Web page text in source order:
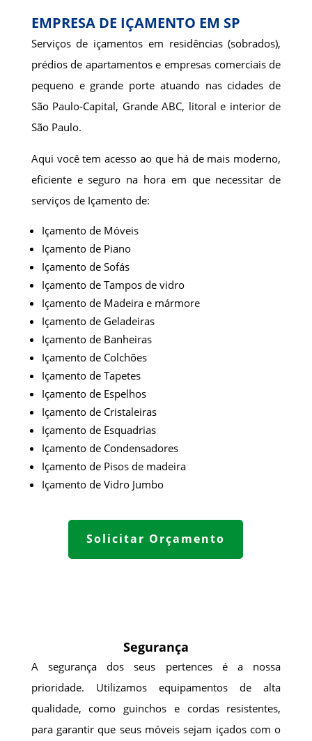
EMPRESA DE IÇAMENTO EM SP
Serviços de içamentos em residências (sobrados),
prédios de apartamentos e empresas comerciais de
pequeno e grande porte atuando nas cidades de
São Paulo-Capital, Grande ABC, litoral e interior de
São Paulo.
Aqui você tem acesso ao que há de mais moderno,
eficiente e seguro na hora em que necessitar de
serviços de Içamento de:
Içamento de Móveis
Içamento de Piano
Içamento de Sofás
Içamento de Tampos de vidro
Içamento de Madeira e mármore
Içamento de Geladeiras
Içamento de Banheiras
Içamento de Colchões
Içamento de Tapetes
Içamento de Espelhos
Içamento de Cristaleiras
Içamento de Esquadrias
Içamento de Condensadores
Içamento de Pisos de madeira
Içamento de Vidro Jumbo
Solicitar Orçamento
Segurança
A segurança dos seus pertences é a nossa
prioridade. Utilizamos equipamentos de alta
qualidade, como guinchos e cordas resistentes,
para garantir que seus móveis sejam içados com o